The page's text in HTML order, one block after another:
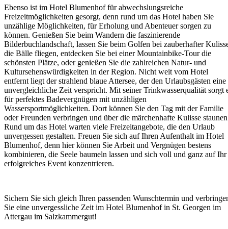
Ebenso ist im Hotel Blumenhof für abwechslungsreiche
Freizeitmöglichkeiten gesorgt, denn rund um das Hotel haben Sie
unzählige Möglichkeiten, für Erholung und Abenteuer sorgen zu
können. Genießen Sie beim Wandern die faszinierende
Bilderbuchlandschaft, lassen Sie beim Golfen bei zauberhafter
die Bälle fliegen, entdecken Sie bei einer Mountainbike-Tour die
schönsten Plätze, oder genießen Sie die zahlreichen Natur- und
Kultursehenswürdigkeiten in der Region. Nicht weit vom Hotel
entfernt liegt der strahlend blaue Attersee, der den Urlaubsgästen eine
unvergleichliche Zeit verspricht. Mit seiner Trinkwasserqualität sorgt
für perfektes Badevergnügen mit unzähligen
Wassersportmöglichkeiten. Dort können Sie den Tag mit der Familie
oder Freunden verbringen und über die märchenhafte Kulisse
Rund um das Hotel warten viele Freizeitangebote, die den Urlaub
unvergessen gestalten. Freuen Sie sich auf Ihren Aufenthalt im Hotel
Blumenhof, denn hier können Sie Arbeit und Vergnügen bestens
kombinieren, die Seele baumeln lassen und sich voll und ganz auf Ihr
erfolgreiches Event konzentrieren.
Sichern Sie sich gleich Ihren passenden Wunschtermin und
Sie eine unvergessliche Zeit im Hotel Blumenhof in St. Georgen im
Attergau im Salzkammergut!